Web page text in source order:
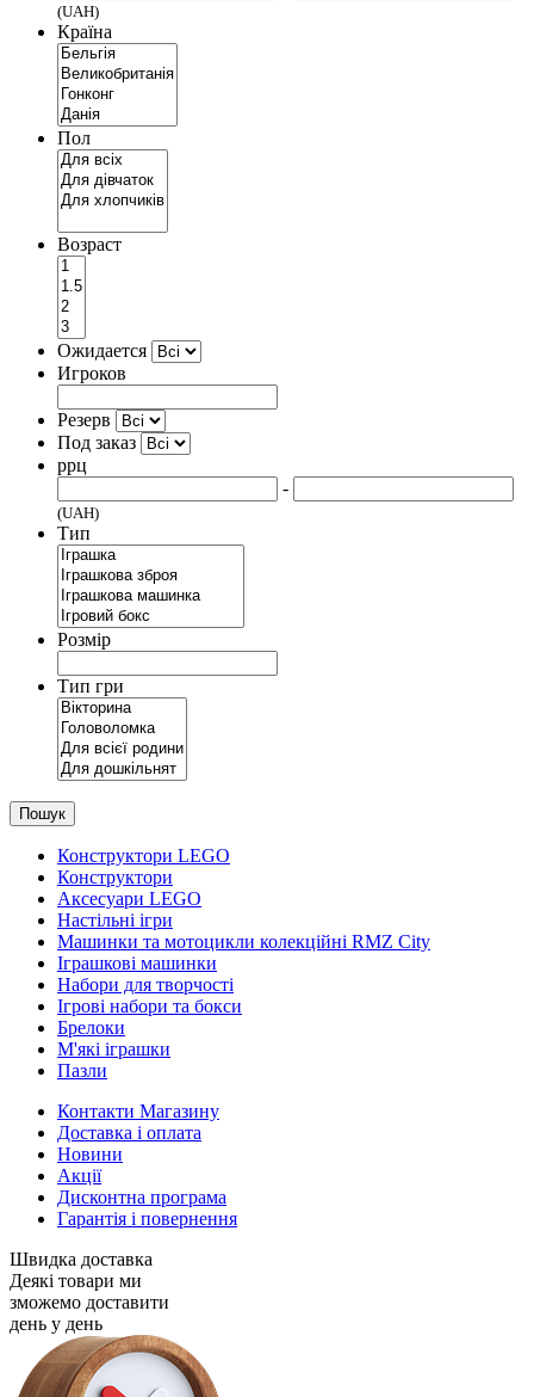
(UAH)
Країна
Пол
Возраст
Ожидается
Игроков
Резерв
Под заказ
ррц
-
(UAH)
Тип
Розмір
Тип гри
Пошук
Конструктори LEGO
Конструктори
Аксесуари LEGO
Настільні ігри
Машинки та мотоцикли колекційні RMZ City
Іграшкові машинки
Набори для творчості
Ігрові набори та бокси
Брелоки
М'які іграшки
Пазли
Контакти Магазину
Доставка і оплата
Новини
Акції
Дисконтна програма
Гарантія і повернення
Швидка доставка
Деякі товари ми
зможемо доставити
день у день